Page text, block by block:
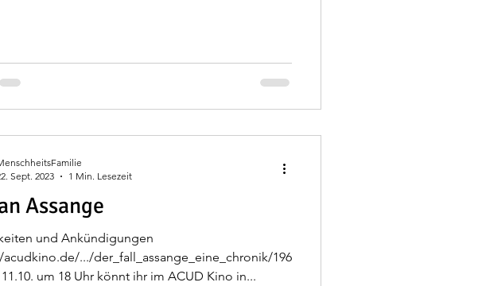
Assange
und Ankündigungen
.../der_fall_assange_eine_chronik/196
um 18 Uhr könnt ihr im ACUD Kino in...
Sept. 2023
1 Min. Lesezeit